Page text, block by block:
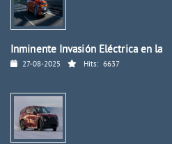
Inminente Invasión Eléctrica en la
27-08-2025 Hits: 6637